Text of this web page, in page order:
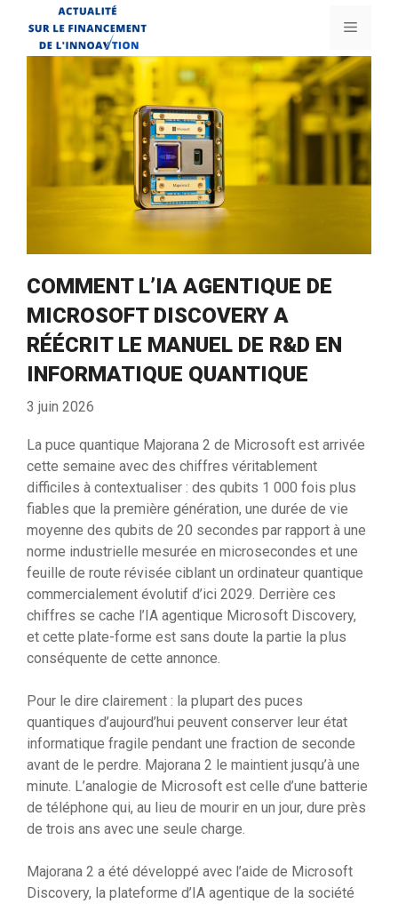
contenu
Menu
COMMENT L’IA AGENTIQUE DE
MICROSOFT DISCOVERY A
RÉÉCRIT LE MANUEL DE R&D EN
INFORMATIQUE QUANTIQUE
3 juin 2026
La puce quantique Majorana 2 de Microsoft est arrivée
cette semaine avec des chiffres véritablement
difficiles à contextualiser : des qubits 1 000 fois plus
fiables que la première génération, une durée de vie
moyenne des qubits de 20 secondes par rapport à une
norme industrielle mesurée en microsecondes et une
feuille de route révisée ciblant un ordinateur quantique
commercialement évolutif d’ici 2029. Derrière ces
chiffres se cache l’IA agentique Microsoft Discovery,
et cette plate-forme est sans doute la partie la plus
conséquente de cette annonce.
Pour le dire clairement : la plupart des puces
quantiques d’aujourd’hui peuvent conserver leur état
informatique fragile pendant une fraction de seconde
avant de le perdre. Majorana 2 le maintient jusqu’à une
minute. L’analogie de Microsoft est celle d’une batterie
de téléphone qui, au lieu de mourir en un jour, dure près
de trois ans avec une seule charge.
Majorana 2 a été développé avec l’aide de Microsoft
Discovery, la plateforme d’IA agentique de la société